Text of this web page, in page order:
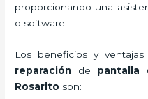
proporcionando una
o software.
Los beneficios y
reparación de pantalla
Rosarito son: